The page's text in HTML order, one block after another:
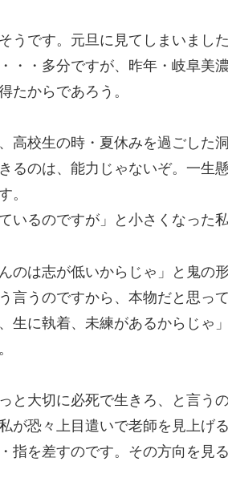
うです。元旦に見てしまいまし
・・多分ですが、昨年・岐阜美
たからであろう。
高校生の時・夏休みを過ごした
るのは、能力じゃないぞ。一生
。
いるのですが」と小さくなった
のは志が低いからじゃ」と鬼の
言うのですから、本物だと思っ
生に執着、未練があるからじゃ
と大切に必死で生きろ、と言うの
が恐々上目遣いで老師を見上げ
指を差すのです。その方向を見